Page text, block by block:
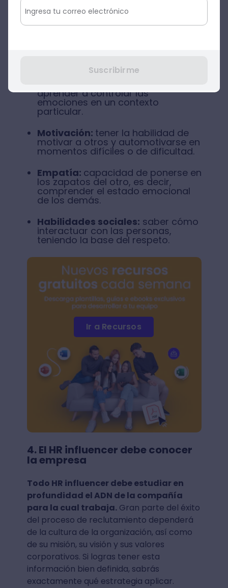
emocional son:
ser consciente de las propias
aprender a controlar las
emociones en un contexto
particular.
Motivación: tener la habilidad de
motivar a otros y automotivarse en
momentos difíciles o de dificultad.
Empatía: capacidad de ponerse en
los zapatos del otro, es decir,
comprender el estado emocional
de los demás.
Habilidades sociales: saber cómo
interactuar con las personas,
teniendo la base del respeto.
Ir a Recursos
4. El HR influencer debe conocer
la empresa
Todo HR influencer debe estudiar en
profundidad el ADN de la compañía
para la cual trabaja.Gran parte del éxito
del proceso de reclutamiento dependerá
de la cultura de la organización, así como
de su misión, su visión y sus valores
corporativos. Si logras tener esta
información bien definida, sabrás
exactamente qué estrategia aplicar.
Suscribirme